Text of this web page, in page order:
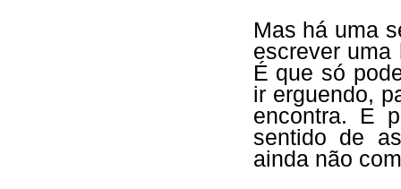
Mas há uma
escrever uma
É que só
ir erguendo,
encontra. E
sentido de
ainda não